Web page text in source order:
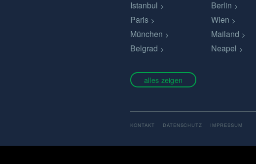
Istanbul Berlin
Paris
Wien
München
Mailand
Belgrad
Neapel
alles zeigen
KONTAKT DATENSCHUTZ IMPRESSUM